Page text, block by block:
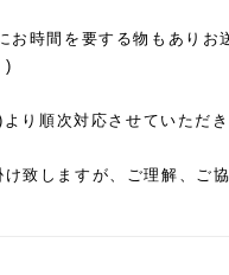
お時間を要する物もあり
)
り順次対応させていただき
致しますが、 ご理解、ご